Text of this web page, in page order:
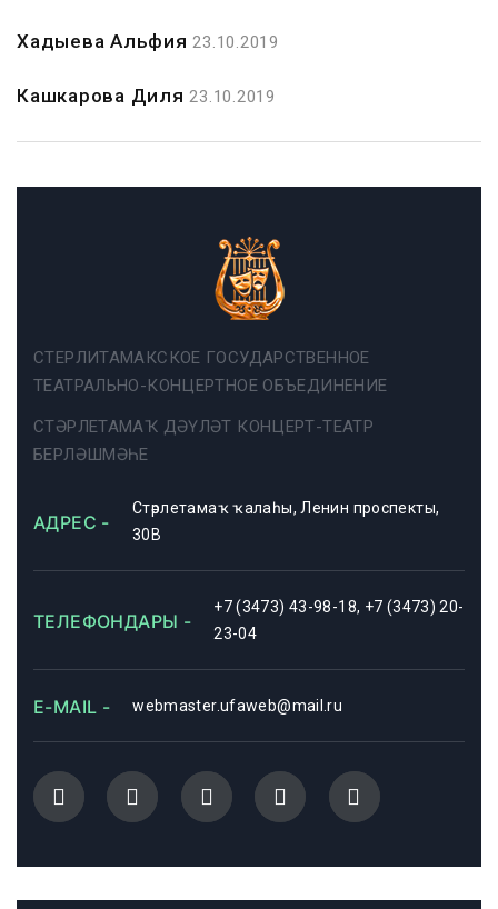
Хадыева Альфия 23.10.2019
Кашкарова Диля 23.10.2019
СТЕРЛИТАМАКСКОЕ ГОСУДАРСТВЕННОЕ
ТЕАТРАЛЬНО-КОНЦЕРТНОЕ ОБЪЕДИНЕНИЕ
СТӘРЛЕТАМАҠ ДӘҮЛӘТ КОНЦЕРТ-ТЕАТР
БЕРЛӘШМӘҺЕ
АДРЕС -
Стәрлетамаҡ ҡалаһы, Ленин проспекты,
30В
ТЕЛЕФОНДАРЫ -
+7 (3473) 43-98-18, +7 (3473) 20-
23-04
E-MAIL - webmaster.ufaweb@mail.ru